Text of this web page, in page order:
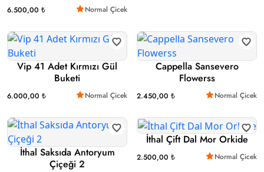
6.500,00 ₺ Normal Çicek
Vip 41 Adet Kırmızı Gül
Buketi
6.000,00 ₺ Normal Çicek
Cappella Sansevero
Flowerss
2.450,00 ₺ Normal Çicek
İthal Saksıda Antoryum
Çiçeği 2
İthal Çift Dal Mor Orkide
2.500,00 ₺ Normal Çicek